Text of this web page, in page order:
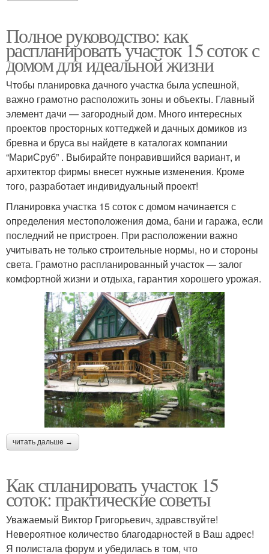
Полное руководство: как
распланировать участок 15 соток с
домом для идеальной жизни
Чтобы планировка дачного участка была успешной,
важно грамотно расположить зоны и объекты. Главный
элемент дачи — загородный дом. Много интересных
проектов просторных коттеджей и дачных домиков из
бревна и бруса вы найдете в каталогах компании
“МариСруб” . Выбирайте понравившийся вариант, и
архитектор фирмы внесет нужные изменения. Кроме
того, разработает индивидуальный проект!
Планировка участка 15 соток с домом начинается с
определения местоположения дома, бани и гаража, если
последний не пристроен. При расположении важно
учитывать не только строительные нормы, но и стороны
света. Грамотно распланированный участок — залог
комфортной жизни и отдыха, гарантия хорошего урожая.
читать дальше →
Как спланировать участок 15
соток: практические советы
Уважаемый Виктор Григорьевич, здравствуйте!
Невероятное количество благодарностей в Ваш адрес!
Я полистала форум и убедилась в том, что